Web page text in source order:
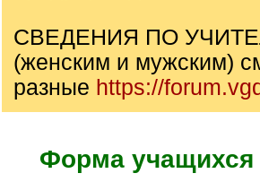
СВЕДЕНИЯ ПО
(женским и мужским)
разные https://
Форма учащихся